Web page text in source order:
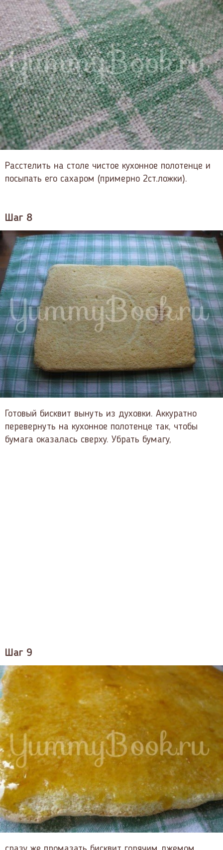
Расстелить на столе чистое кухонное полотенце и
посыпать его сахаром (примерно 2ст.ложки).
Шаг 8
Готовый бисквит вынуть из духовки. Аккуратно
перевернуть на кухонное полотенце так, чтобы
бумага оказалась сверху. Убрать бумагу,
Шаг 9